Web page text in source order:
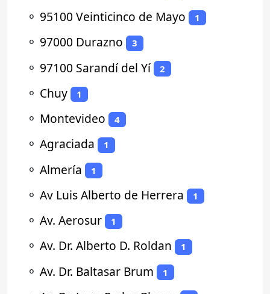
⚬ 95100 Veinticinco de Mayo 1
⚬ 97000 Durazno 3
⚬ 97100 Sarandí del Yí 2
⚬ Chuy 1
⚬ Montevideo 4
⚬ Agraciada 1
⚬ Almería 1
⚬ Av Luis Alberto de Herrera 1
⚬ Av. Aerosur 1
⚬ Av. Dr. Alberto D. Roldan 1
⚬ Av. Dr. Baltasar Brum 1